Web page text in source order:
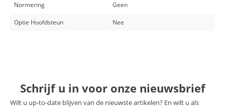
Normering Geen
Optie Hoofdsteun Nee
Schrijf u in voor onze nieuwsbrief
Wilt u up-to-date blijven van de nieuwste artikelen? En wilt u als